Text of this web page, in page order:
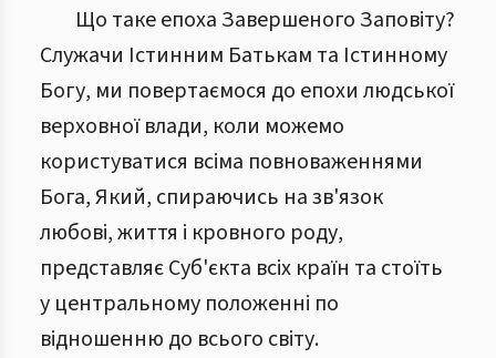
Що таке епоха Завершеного Заповіту?
Служачи Істинним Батькам та Істинному
Богу, ми повертаємося до епохи людської
верховної влади, коли можемо
користуватися всіма повноваженнями
Бога, Який, спираючись на зв'язок
любові, життя і кровного роду,
представляє Суб'єкта всіх країн та стоїть
у центральному положенні по
відношенню до всього світу.